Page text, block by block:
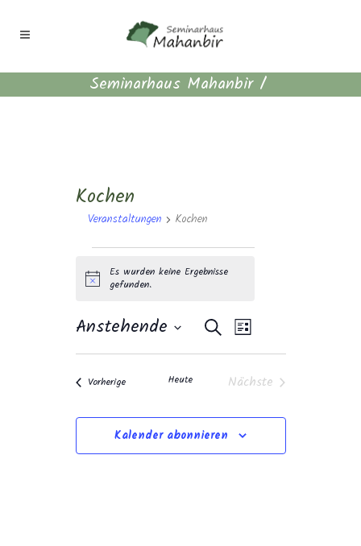
Seminarhaus Mahanbir/
Kochen
Veranstaltungen Kochen
Veranstaltungen
Hinweis
Es wurden keine Ergebnisse
gefunden.
Veranstaltungen
Suche
Ansichten,
Suche
Ansichten-
Navigation
Liste
Anstehende
Datum
VorherigeVeranstaltungen
Heute
Nächste
Kalender abonnieren